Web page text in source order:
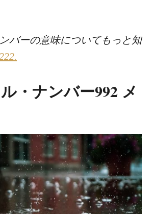
バーの意味についてもっと知
・ナンバー992 メ